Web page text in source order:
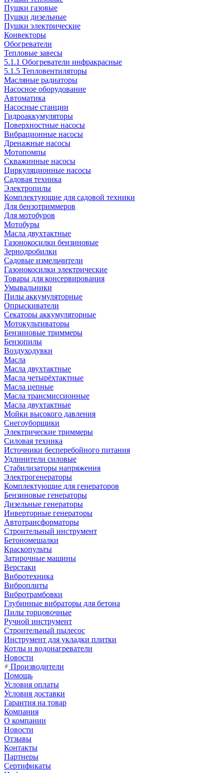
Пушки газовые
Пушки дизельные
Пушки электрические
Конвекторы
Обогреватели
Тепловые завесы
5.1.1 Обогреватели инфракрасные
5.1.5 Тепловентиляторы
Масляные радиаторы
Насосное оборудование
Автоматика
Насосные станции
Гидроаккумуляторы
Поверхностные насосы
Вибрационные насосы
Дренажные насосы
Мотопомпы
Скважинные насосы
Циркуляционные насосы
Садовая техника
Электропилы
Комплектующие для садовой техники
Для бензотриммеров
Для мотобуров
Мотобуры
Масла двухтактные
Газонокосилки бензиновые
Зернодробилки
Садовые измельчители
Газонокосилки электрические
Товары для консервирования
Умывальники
Пилы аккумуляторные
Опрыскиватели
Секаторы аккумуляторные
Мотокультиваторы
Бензиновые триммеры
Бензопилы
Воздуходувки
Масла
Масла двухтактные
Масла четырёхтактные
Масла цепные
Масла трансмиссионные
Масла двухтактные
Мойки высокого давления
Снегоуборщики
Электрические триммеры
Силовая техника
Источники бесперебойного питания
Удлинители силовые
Стабилизаторы напряжения
Электрогенераторы
Комплектующие для генераторов
Бензиновые генераторы
Дизельные генераторы
Инверторные генераторы
Автотрансформаторы
Строительный инструмент
Бетономешалки
Краскопульты
Затирочные машины
Верстаки
Вибротехника
Виброплиты
Вибротрамбовки
Глубинные вибраторы для бетона
Пилы торцовочные
Ручной инструмент
Строительный пылесос
Инструмент для укладки плитки
Котлы и водонагреватели
Новости
Производители
Помощь
Условия оплаты
Условия доставки
Гарантия на товар
Компания
О компании
Новости
Отзывы
Контакты
Партнеры
Сертификаты